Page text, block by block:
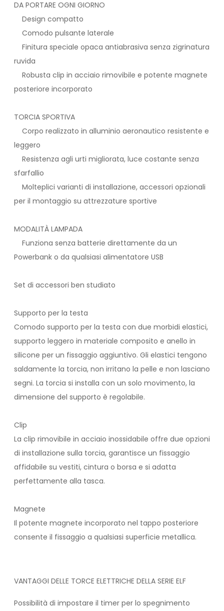
DA PORTARE OGNI GIORNO
Design compatto
Comodo pulsante laterale
Finitura speciale opaca antiabrasiva senza zigrinatura
ruvida
Robusta clip in acciaio rimovibile e potente magnete
posteriore incorporato
TORCIA SPORTIVA
Corpo realizzato in alluminio aeronautico resistente e
leggero
Resistenza agli urti migliorata, luce costante senza
sfarfallio
Molteplici varianti di installazione, accessori opzionali
per il montaggio su attrezzature sportive
MODALITÀ LAMPADA
Funziona senza batterie direttamente da un
Powerbank o da qualsiasi alimentatore USB
Set di accessori ben studiato
Supporto per la testa
Comodo supporto per la testa con due morbidi elastici,
supporto leggero in materiale composito e anello in
silicone per un fissaggio aggiuntivo. Gli elastici tengono
saldamente la torcia, non irritano la pelle e non lasciano
segni. La torcia si installa con un solo movimento, la
dimensione del supporto è regolabile.
Clip
La clip rimovibile in acciaio inossidabile offre due opzioni
di installazione sulla torcia, garantisce un fissaggio
affidabile su vestiti, cintura o borsa e si adatta
perfettamente alla tasca.
Magnete
Il potente magnete incorporato nel tappo posteriore
consente il fissaggio a qualsiasi superficie metallica.
VANTAGGI DELLE TORCE ELETTRICHE DELLA SERIE ELF
Possibilità di impostare il timer per lo spegnimento